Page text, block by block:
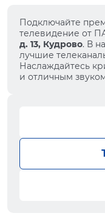
Подключайте
телевидение от
д. 13, Кудрово. В
лучшие
Наслаждайтесь
и отличным